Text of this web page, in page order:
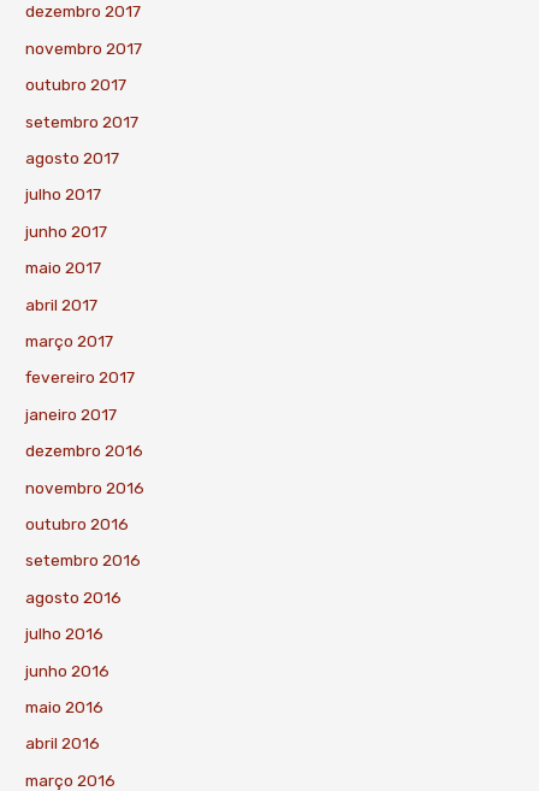
dezembro 2017
novembro 2017
outubro 2017
setembro 2017
agosto 2017
julho 2017
junho 2017
maio 2017
abril 2017
março 2017
fevereiro 2017
janeiro 2017
dezembro 2016
novembro 2016
outubro 2016
setembro 2016
agosto 2016
julho 2016
junho 2016
maio 2016
abril 2016
março 2016